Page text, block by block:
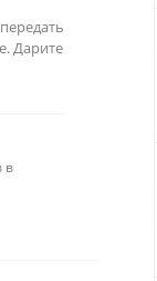
Дарите
в